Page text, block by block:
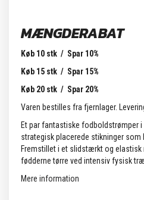
MÆNGDERABAT
Køb 10 stk / Spar 10%
Køb 15 stk / Spar 15%
Køb 20 stk / Spar 20%
Varen bestilles fra fjernlager.
Et par fantastiske fodboldstrømper
strategisk placerede stikninger som
Fremstillet i et slidstærkt og
fødderne tørre ved intensiv fysisk
Mere information